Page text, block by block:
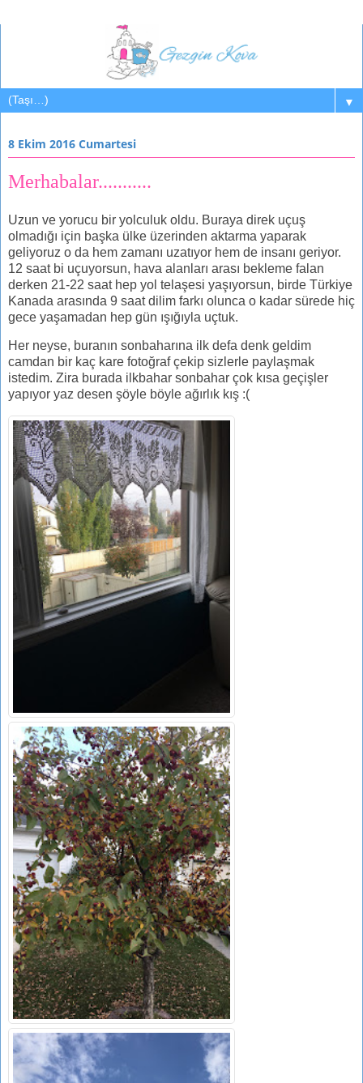
▼
8 Ekim 2016 Cumartesi
Merhabalar...........
Uzun ve yorucu bir yolculuk oldu. Buraya direk uçuş
olmadığı için başka ülke üzerinden aktarma yaparak
geliyoruz o da hem zamanı uzatıyor hem de insanı geriyor.
12 saat bi uçuyorsun, hava alanları arası bekleme falan
derken 21-22 saat hep yol telaşesi yaşıyorsun, birde Türkiye
Kanada arasında 9 saat dilim farkı olunca o kadar sürede hiç
gece yaşamadan hep gün ışığıyla uçtuk.
Her neyse, buranın sonbaharına ilk defa denk geldim
camdan bir kaç kare fotoğraf çekip sizlerle paylaşmak
istedim. Zira burada ilkbahar sonbahar çok kısa geçişler
yapıyor yaz desen şöyle böyle ağırlık kış :(